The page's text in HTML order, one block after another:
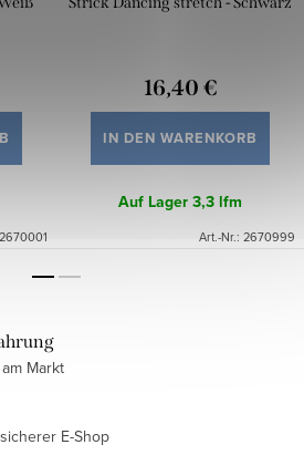
2670001
16,40 €
IN DEN WARENKORB
Auf Lager3,3 lfm
Art.-Nr.: 2670999
Markt
E-Shop